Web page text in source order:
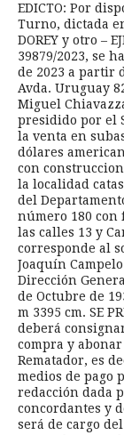
EDICTO: Por
Turno, dictada en
DOREY y otro –
39879/2023, se
de 2023 a partir
Avda. Uruguay
Miguel
presidido por el
la venta en
dólares
con
la localidad
del
número 180 con
las calles 13 y
corresponde al
Joaquín
Dirección
de Octubre de
m 3395 cm. SE
deberá
compra y abonar
Rematador, es
medios de pago
redacción dada
concordantes y
será de cargo